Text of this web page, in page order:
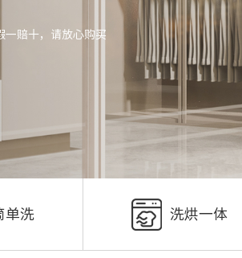
一赔十，请放心购买
单洗 洗烘一体